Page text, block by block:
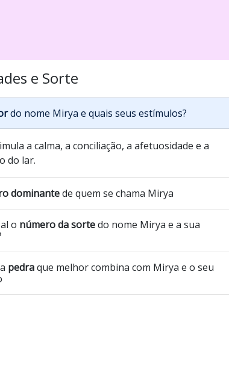
e Sorte
do nome Mirya e quais seus estímulos?
a calma, a conciliação, a afetuosidade e a
do lar.
dominantede quem se chama Mirya
o número da sortedo nome Mirya e a sua
pedraque melhor combina com Mirya e o seu